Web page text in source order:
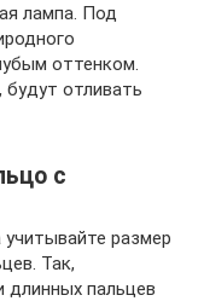
лампа. Под
оттенком.
будут отливать
с
размер
Так,
длинных пальцев